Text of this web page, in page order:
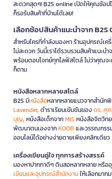
สะดวกสุดๆ! B2S online เปิดให้คุณช้อ
ก็รอรับสินค้าที่บ้านได้เลย!
เลือกช้อปสินค้าแนะนำจาก B2S
สำหรับใครที่กำลังมองหา ร้านอุปกรณ์เค
ไม่สะดวก วันนี้เราได้รวบรวมสินค้าแนะน
พร้อมตอบโจทย์ทุกไลฟ์สไตล์ ไม่ว่าคุณจ
ก็ตาม
หนังสือหลากหลายสไตล์
B2S มีหนังสือหลากหลายแนวจากสำนัก
Lavender, ตำราเรียนเข้มข้นของดร. ศุ
บุญ, หนังสือเด็กจากMIS หนังสือจิตวิท
พัฒนาตนเองจากKOOB และวรรณกรร
ออนไลน์ได้อย่างง่ายดายเพียงคลิกเดียว
เครื่องเขียนคู่ใจ ทุกการสร้างสรรค์
มองหาปากกาดีๆ ดินสอหลากหลาย หรื
เขียนและอุปกรณ์สำนักงานให้เลือกมาก